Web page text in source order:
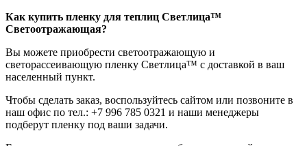
Как купить пленку для теплиц Светлица™
Светоотражающая?
Вы можете приобрести светоотражающую и
светорассеивающую пленку Светлица™ с доставкой в ваш
населенный пункт.
Чтобы сделать заказ, воспользуйтесь сайтом или позвоните в
наш офис по тел.: +7 996 785 0321 и наши менеджеры
подберут пленку под ваши задачи.